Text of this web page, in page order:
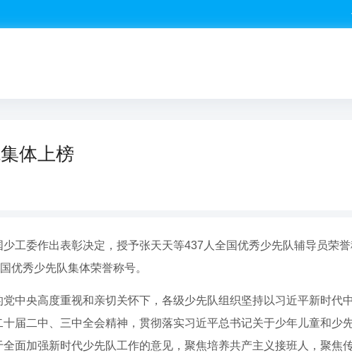
体上榜
工委作出表彰决定，授予张天天等437人全国优秀少先队辅导员荣
优秀少先队集体荣誉称号。
中央高度重视和亲切关怀下，各级少先队组织坚持以习近平新时代
届二中、三中全会精神，贯彻落实习近平总书记关于少年儿童和少
面加强新时代少先队工作的意见，聚焦培养共产主义接班人，聚焦